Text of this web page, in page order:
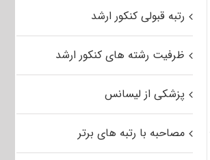
رتبه قبولی کنکور ارشد
ظرفیت رشته های کنکور ارشد
پزشکی از لیسانس
مصاحبه با رتبه های برتر